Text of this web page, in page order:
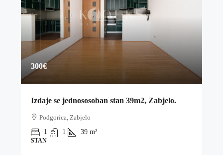
300€
Izdaje se jednososoban stan 39m2, Zabjelo.
Podgorica, Zabjelo
1
1 39 m²
STAN